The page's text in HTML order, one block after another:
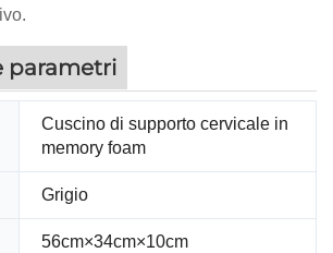
parametri
Cuscino di supporto cervicale in
memory foam
Grigio
56cm×34cm×10cm